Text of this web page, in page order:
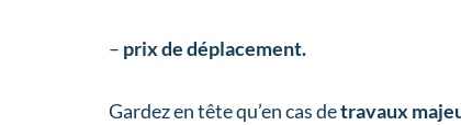
– prix de déplacement.
Gardez en tête qu’en cas detravaux